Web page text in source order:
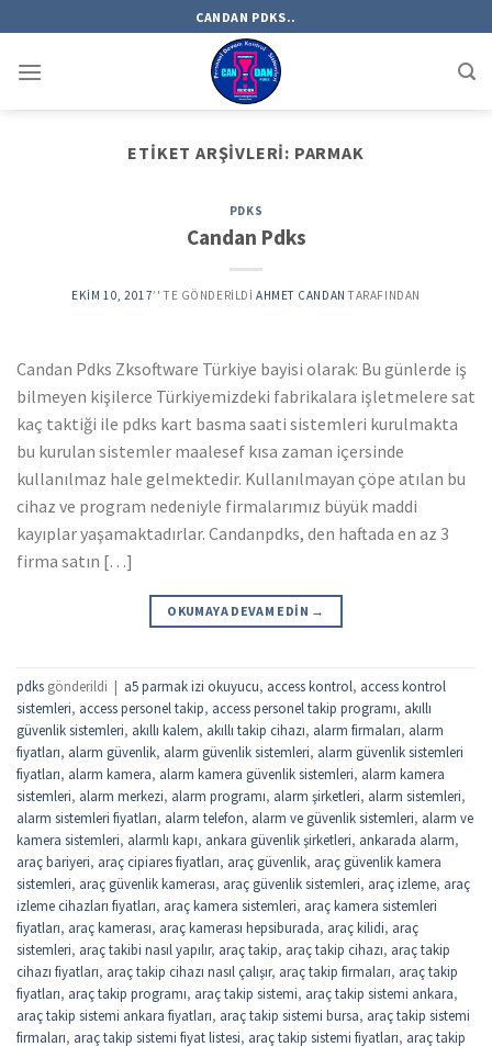
to
content
CANDAN PDKS..
ETIKET ARŞIVLERI: PARMAK
PDKS
Candan Pdks
EKIM 10, 2017’' TE GÖNDERILDI AHMET CANDAN TARAFINDAN
Candan Pdks Zksoftware Türkiye bayisi olarak: Bu günlerde iş
bilmeyen kişilerce Türkiyemizdeki fabrikalara işletmelere sat
kaç taktiği ile pdks kart basma saati sistemleri kurulmakta
bu kurulan sistemler maalesef kısa zaman içersinde
kullanılmaz hale gelmektedir. Kullanılmayan çöpe atılan bu
cihaz ve program nedeniyle firmalarımız büyük maddi
kayıplar yaşamaktadırlar. Candanpdks, den haftada en az 3
firma satın […]
OKUMAYA DEVAM EDIN →
pdks gönderildi | a5 parmak izi okuyucu, access kontrol, access kontrol
sistemleri, access personel takip, access personel takip programı, akıllı
güvenlik sistemleri, akıllı kalem, akıllı takip cihazı, alarm firmaları, alarm
fiyatları, alarm güvenlik, alarm güvenlik sistemleri, alarm güvenlik sistemleri
fiyatları, alarm kamera, alarm kamera güvenlik sistemleri, alarm kamera
sistemleri, alarm merkezi, alarm programı, alarm şirketleri, alarm sistemleri,
alarm sistemleri fiyatları, alarm telefon, alarm ve güvenlik sistemleri, alarm ve
kamera sistemleri, alarmlı kapı, ankara güvenlik şirketleri, ankarada alarm,
araç bariyeri, araç cipiares fiyatları, araç güvenlik, araç güvenlik kamera
sistemleri, araç güvenlik kamerası, araç güvenlik sistemleri, araç izleme, araç
izleme cihazları fiyatları, araç kamera sistemleri, araç kamera sistemleri
fiyatları, araç kamerası, araç kamerası hepsiburada, araç kilidi, araç
sistemleri, araç takibi nasıl yapılır, araç takip, araç takip cihazı, araç takip
cihazı fiyatları, araç takip cihazı nasıl çalışır, araç takip firmaları, araç takip
fiyatları, araç takip programı, araç takip sistemi, araç takip sistemi ankara,
araç takip sistemi ankara fiyatları, araç takip sistemi bursa, araç takip sistemi
firmaları, araç takip sistemi fiyat listesi, araç takip sistemi fiyatları, araç takip